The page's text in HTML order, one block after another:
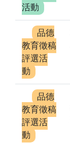
活動
品德
教育徵稿
評選活
動
品德
教育徵稿
評選活
動